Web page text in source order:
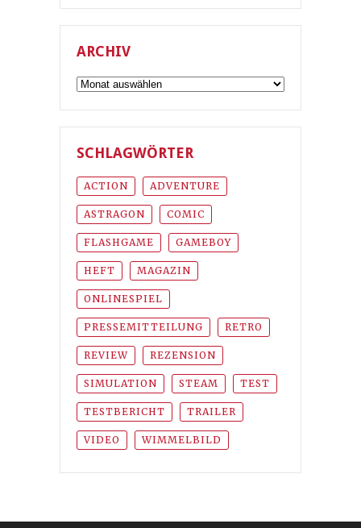
ARCHIV
Archiv
SCHLAGWÖRTER
ACTION ADVENTURE
ASTRAGON COMIC
FLASHGAME GAMEBOY
HEFT MAGAZIN
ONLINESPIEL
PRESSEMITTEILUNG RETRO
REVIEW REZENSION
SIMULATION STEAM TEST
TESTBERICHT TRAILER
VIDEO WIMMELBILD